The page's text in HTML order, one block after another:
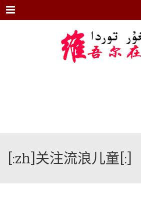
Menu
[:zh]关注流浪儿童[:]